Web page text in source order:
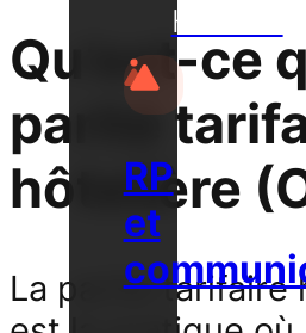
Hôtelier
RP
et
Qu’est-ce
parité
hôtelière
La parité tarifaire